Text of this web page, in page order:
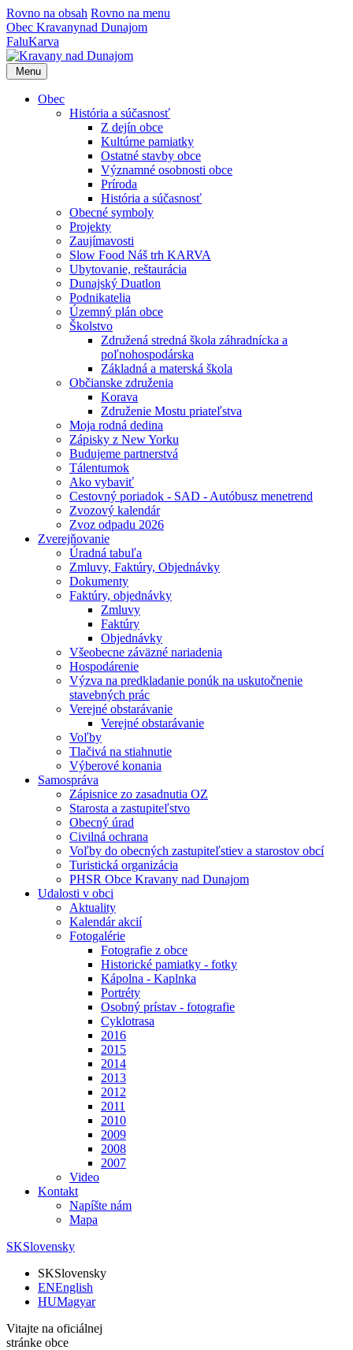
Rovno na obsah Rovno na menu
Obec Kravanynad Dunajom
FaluKarva
Menu
Obec
História a súčasnosť
Z dejín obce
Kultúrne pamiatky
Ostatné stavby obce
Významné osobnosti obce
Príroda
História a súčasnosť
Obecné symboly
Projekty
Zaujímavosti
Slow Food Náš trh KARVA
Ubytovanie, reštaurácia
Dunajský Duatlon
Podnikatelia
Územný plán obce
Školstvo
Združená stredná škola záhradnícka a
poľnohospodárska
Základná a materská škola
Občianske združenia
Korava
Združenie Mostu priateľstva
Moja rodná dedina
Zápisky z New Yorku
Budujeme partnerstvá
Tálentumok
Ako vybaviť
Cestovný poriadok - SAD - Autóbusz menetrend
Zvozový kalendár
Zvoz odpadu 2026
Zverejňovanie
Úradná tabuľa
Zmluvy, Faktúry, Objednávky
Dokumenty
Faktúry, objednávky
Zmluvy
Faktúry
Objednávky
Všeobecne záväzné nariadenia
Hospodárenie
Výzva na predkladanie ponúk na uskutočnenie
stavebných prác
Verejné obstarávanie
Verejné obstarávanie
Voľby
Tlačivá na stiahnutie
Výberové konania
Samospráva
Zápisnice zo zasadnutia OZ
Starosta a zastupiteľstvo
Obecný úrad
Civilná ochrana
Voľby do obecných zastupiteľstiev a starostov obcí
Turistická organizácia
PHSR Obce Kravany nad Dunajom
Udalosti v obci
Aktuality
Kalendár akcií
Fotogalérie
Fotografie z obce
Historické pamiatky - fotky
Kápolna - Kaplnka
Portréty
Osobný prístav - fotografie
Cyklotrasa
2016
2015
2014
2013
2012
2011
2010
2009
2008
2007
Video
Kontakt
Napíšte nám
Mapa
SKSlovensky
SKSlovensky
ENEnglish
HUMagyar
Vitajte na oficiálnej
stránke obce